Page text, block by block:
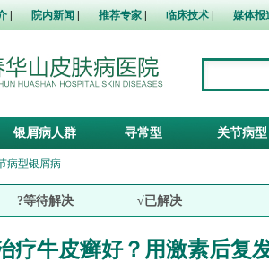
院内新闻 推荐专家| 临床技术| 媒体报
银屑病人群 寻常型 关节病型
病型银屑病
?等待解决 √已解决
疗牛皮癣好？用激素后复